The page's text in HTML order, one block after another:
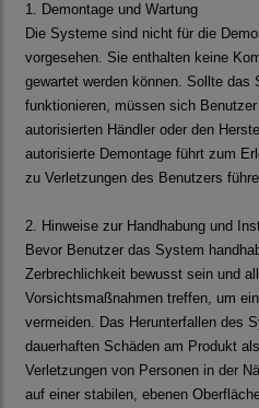
1. Demontage und Wartung
Die Systeme sind nicht für die
vorgesehen. Sie enthalten keine
gewartet werden können. Sollte das
funktionieren, müssen sich Benutzer
autorisierten Händler oder den
autorisierte Demontage führt zum
zu Verletzungen des Benutzers
2. Hinweise zur Handhabung und
Bevor Benutzer das System
Zerbrechlichkeit bewusst sein und
Vorsichtsmaßnahmen treffen, um
vermeiden. Das Herunterfallen des
dauerhaften Schäden am Produkt
Verletzungen von Personen in der
auf einer stabilen, ebenen